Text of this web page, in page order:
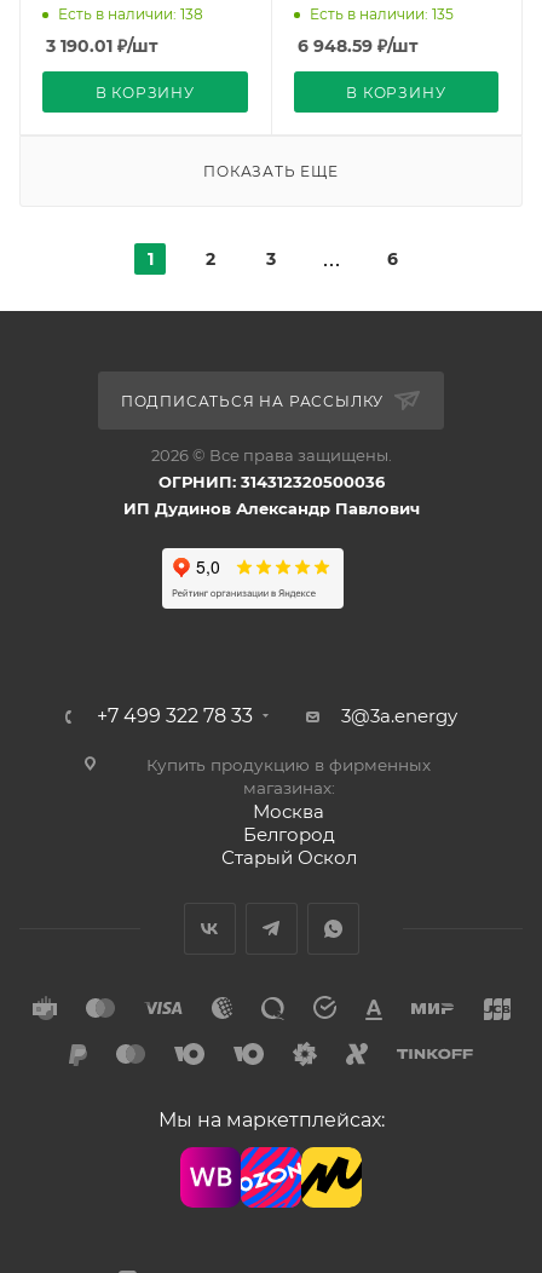
(Arlight, IP20 Металл, 5
Есть в наличии: 138
3 190.01 ₽/шт
В КОРЗИНУ
deg, 48V, DALI) (Arlight,
IP20 Металл, 5 лет)
Есть в наличии: 135
6 948.59₽/шт
В КОРЗИНУ
ПОКАЗАТЬ ЕЩЕ
1 2 3 6
ПОДПИСАТЬСЯ НА РАССЫЛКУ
2026 © Все права защищены.
ОГРНИП: 314312320500036
ИП Дудинов Александр Павлович
+7 499 322 78 33 3@3a.energy
Купить продукцию в фирменных
магазинах:
Москва
Белгород
Старый Оскол
Мы на маркетплейсах: